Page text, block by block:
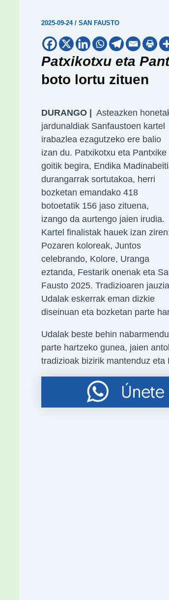
2025-09-24 / SAN FAUSTO
Patxikotxu eta
boto lortu zituen
DURANGO |
Asteazken
jardunaldiak Sanfaustoen kartel
irabazlea ezagutzeko ere balio
izan du. Patxikotxu eta Pantxike
goitik begira, Endika
durangarrak sortutakoa, herri
bozketan emandako 418
botoetatik 156 jaso zituena,
izango da aurtengo jaien irudia.
Kartel finalistak hauek izan
Pozaren koloreak, Juntos
celebrando, Kolore, Uranga
eztanda, Festarik onenak eta
Fausto 2025. Tradizioaren
Udalak eskerrak eman dizkie
diseinuan eta bozketan parte
Udalak beste behin
parte hartzeko gunea, jaien
tradizioak bizirik mantenduz